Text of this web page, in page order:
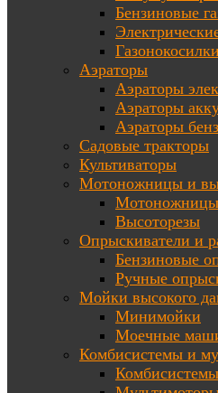
Бензиновые
Аэраторы
Аэраторы
Аэраторы
Аэраторы
Садовые тракторы
Культиваторы
Мотоножницы и
Мотоножницы
Высоторезы
Опрыскиватели и
Бензиновые
Ручные
Мойки высокого
Минимойки
Моечные
Комбисистемы и
Комбисистемы